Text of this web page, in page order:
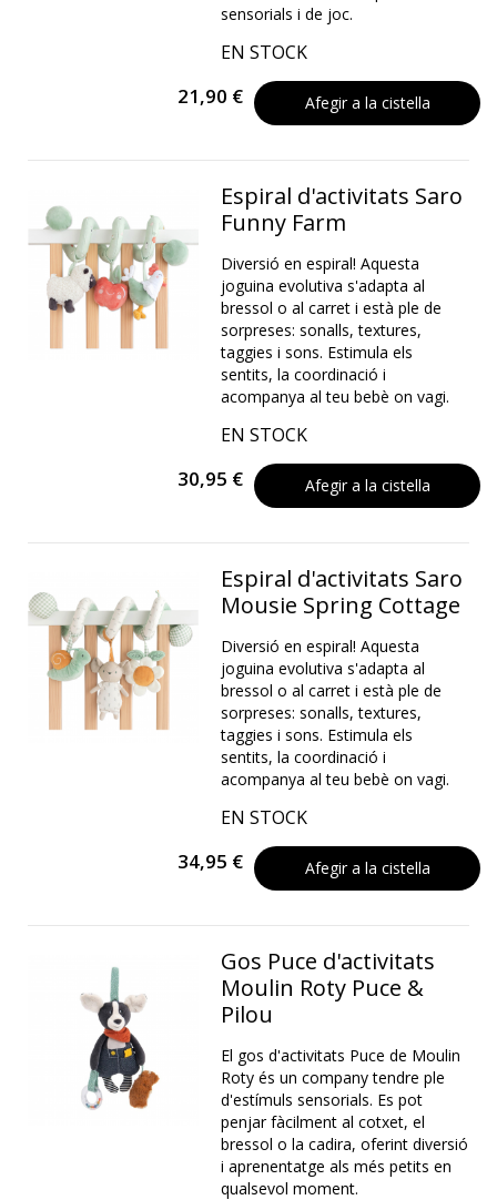
sensorials i de joc.
EN STOCK
21,90 € Afegir a la cistella
Espiral d'activitats Saro
Funny Farm
Diversió en espiral! Aquesta
joguina evolutiva s'adapta al
bressol o al carret i està ple de
sorpreses: sonalls, textures,
taggies i sons. Estimula els
sentits, la coordinació i
acompanya al teu bebè on vagi.
EN STOCK
30,95 € Afegir a la cistella
Espiral d'activitats Saro
Mousie Spring Cottage
Diversió en espiral! Aquesta
joguina evolutiva s'adapta al
bressol o al carret i està ple de
sorpreses: sonalls, textures,
taggies i sons. Estimula els
sentits, la coordinació i
acompanya al teu bebè on vagi.
EN STOCK
34,95 € Afegir a la cistella
Gos Puce d'activitats
Moulin Roty Puce &
Pilou
El gos d'activitats Puce de Moulin
Roty és un company tendre ple
d'estímuls sensorials. Es pot
penjar fàcilment al cotxet, el
bressol o la cadira, oferint diversió
i aprenentatge als més petits en
qualsevol moment.